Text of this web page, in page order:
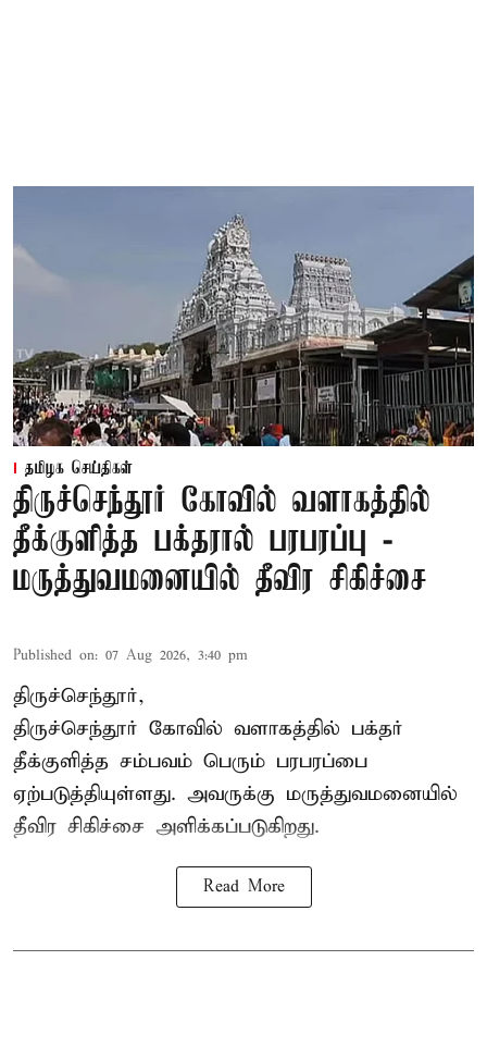
தமிழக செய்திகள்
திருச்செந்தூர் கோவில் வளாகத்தில்
தீக்குளித்த பக்தரால் பரபரப்பு -
மருத்துவமனையில் தீவிர சிகிச்சை
Published on: 07 Aug 2026, 3:40 pm
திருச்செந்தூர்,
திருச்செந்தூர் கோவில் வளாகத்தில் பக்தர்
தீக்குளித்த சம்பவம் பெரும் பரபரப்பை
ஏற்படுத்தியுள்ளது. அவருக்கு மருத்துவமனையில்
தீவிர சிகிச்சை அளிக்கப்படுகிறது.
Read More